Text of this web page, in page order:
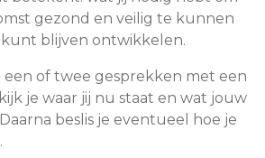
gezond en veilig te kunnen
blijven ontwikkelen.
of twee gesprekken met een
je waar jij nu staat en wat jouw
beslis je eventueel hoe je